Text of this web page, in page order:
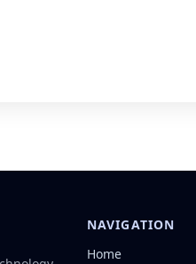
NAVIGATION
Home